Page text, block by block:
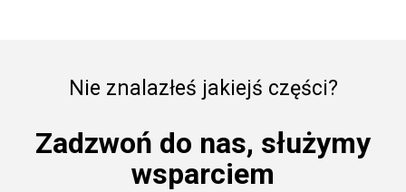
Nie znalazłeś jakiejś części?
Zadzwoń do nas, służymy
wsparciem